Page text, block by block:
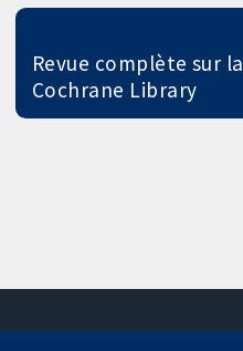
Revue complète sur la
Cochrane Library